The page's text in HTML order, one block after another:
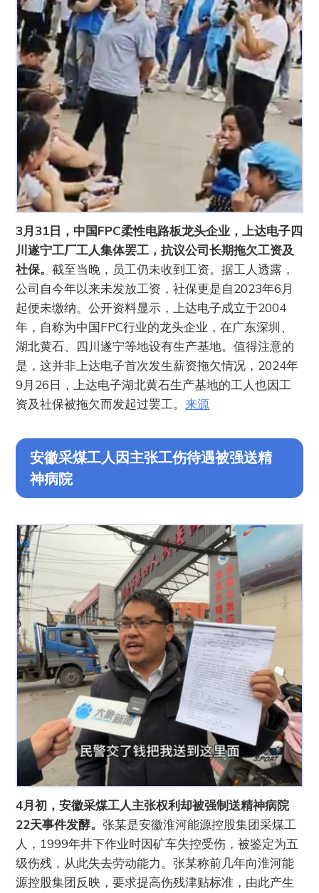
3月31日，中国FPC柔性电路板龙头企业，上达电子四
川遂宁工厂工人集体罢工，抗议公司长期拖欠工资及
社保。截至当晚，员工仍未收到工资。据工人透露，
公司自今年以来未发放工资，社保更是自2023年6月
起便未缴纳。公开资料显示，上达电子成立于2004
年，自称为中国FPC行业的龙头企业，在广东深圳、
湖北黄石、四川遂宁等地设有生产基地。值得注意的
是，这并非上达电子首次发生薪资拖欠情况，2024年
9月26日，上达电子湖北黄石生产基地的工人也因工
资及社保被拖欠而发起过罢工。来源
安徽采煤工人因主张工伤待遇被强送精
神病院
4月初，安徽采煤工人主张权利却被强制送精神病院
22天事件发酵。张某是安徽淮河能源控股集团采煤工
人，1999年井下作业时因矿车失控受伤，被鉴定为五
级伤残，从此失去劳动能力。张某称前几年向淮河能
源控股集团反映，要求提高伤残津贴标准，由此产生